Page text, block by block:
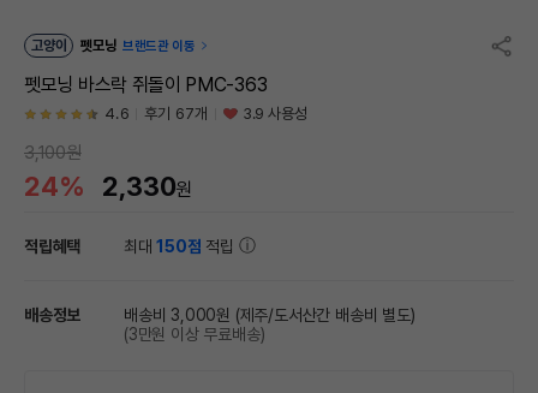
고양이 펫모닝 브랜드관 이동
펫모닝 바스락 쥐돌이 PMC-363
4.6 후기 67개 3.9 사용성
3,100원
24% 2,330원
적립혜택 최대150점 적립
배송정보 배송비 3,000원 (제주/도서산간 배송비 별도)
(3만원 이상 무료배송)